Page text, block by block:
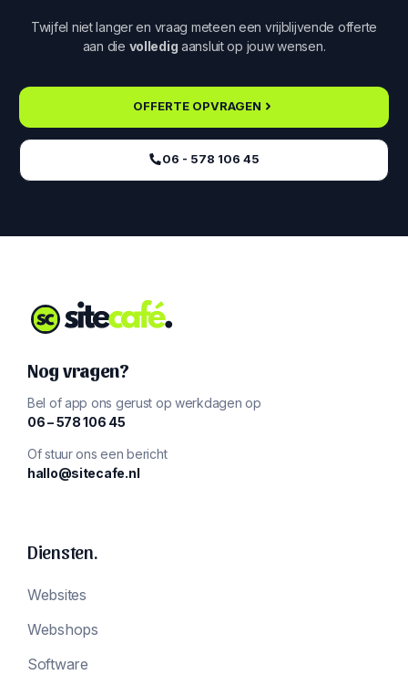
Twijfel niet langer en vraag meteen een vrijblijvende offerte
aan die volledig aansluit op jouw wensen.
OFFERTE OPVRAGEN
06 - 578 106 45‬
Nog vragen?
Bel of app ons gerust op werkdagen op
‪06 – 578 106 45‬
Of stuur ons een bericht
hallo@sitecafe.nl
Diensten.
Websites
Webshops
Software